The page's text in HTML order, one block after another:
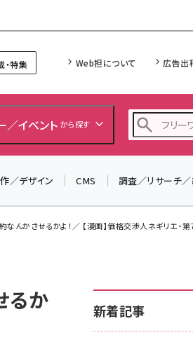
・特集 Web担について 広告出
／イベント から探す
z
／デザイン CMS 調査／リサーチ
なんかさせるかよ！／ 【漫画】価格交渉人ネギリエ・
るか
新着記事